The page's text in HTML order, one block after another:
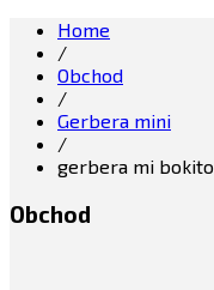
Home
/
Obchod
/
Gerbera mini
/
gerbera mi bokito
Obchod